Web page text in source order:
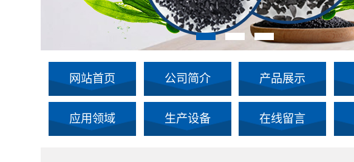
网站首页 公司简介 产品展示
应用领域 生产设备 在线留言